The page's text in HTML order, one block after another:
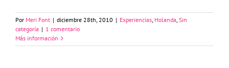
Por Meri Font | diciembre 28th, 2010 | Experiencias, Holanda, Sin
categoría | 1 comentario
Más información